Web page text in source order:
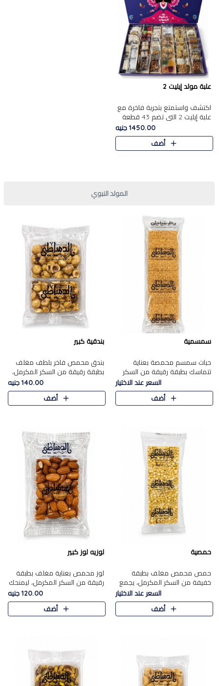
علبة مولد إيليت 2
اكتشف واستمتع بتجربة فاخرة مع
علبة إيليت 2 التي تضم 43 قطعة
تشكيلة من أرقى حلويات المولد
الشرقية المصرية الأصيلة ,معروضة
بشكل جميل في علبة أ..
1450.00 جنيه
أضف
المولد النبوي
سمسمية
حبات سمسم محمصة بعناية
تتماسك بطبقة رقيقة من السكر
المكرمل، لتقدم طعم السمسم
المميز وقرمشتة التي ارتبطت ببهجة
المولد عبر الأجيال.
السعر عند الاختيار
أضف
بندقية كبير
بندق محمص فاخر بلطف مغلف
بطبقة رقيقة من السكر المكرمل،
يجمع بين النكهة الغنية ناتي
والقرمشة الراقية المرضية في
حلوى شرقية أنيقه بطابع مميز.
140.00 جنيه
أضف
حمصية
حمص محمص مغلف بطبقة
خفيفة من السكر المكرمل، يجمع
بين القرمشة المميزة والطعم
الشرقي الأصيل في واحدة من أشهر
حلويات الموسم.
السعر عند الاختيار
أضف
لوزيه لوز كبير
لوز محمص بعناية مغلف بطبقة
رقيقة من السكر المكرمل، ليمنحك
قرمشة راقية ونكهة غنية تبرز
فخامة اللوز في كل قطعة.
120.00 جنيه
أضف